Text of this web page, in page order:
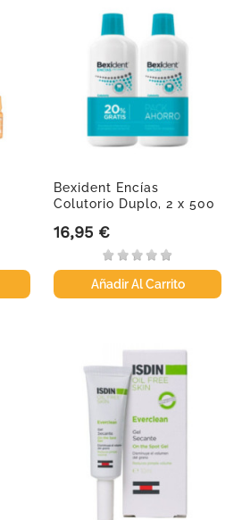
Bexident Encías
Colutorio Duplo, 2 x 500
Precio
16,95 €
Añadir Al Carrito